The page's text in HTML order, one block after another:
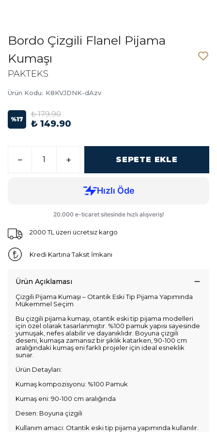
Bordo Çizgili Flanel Pijama
Kumaşı
PAKTEKS
Ürün Kodu: K8KVJDNK-dAzv
%17
₺ 179.90
₺ 149.90
SEPETE EKLE
2000 TL üzeri ücretsiz kargo
Kredi Kartına Taksit İmkanı
Ürün Açıklaması
Çizgili Pijama Kumaşı – Otantik Eski Tip Pijama Yapımında
Mükemmel Seçim
Bu çizgili pijama kumaşı, otantik eski tip pijama modelleri
için özel olarak tasarlanmıştır. %100 pamuk yapısı sayesinde
yumuşak, nefes alabilir ve dayanıklıdır. Boyuna çizgili
deseni, kumaşa zamansız bir şıklık katarken, 90-100 cm
aralığındaki kumaş eni farklı projeler için ideal esneklik
sunar.
Ürün Detayları:
Kumaş kompozisyonu: %100 Pamuk
Kumaş eni: 90-100 cm aralığında
Desen: Boyuna çizgili
Kullanım amacı: Otantik eski tip pijama yapımında kullanılır.